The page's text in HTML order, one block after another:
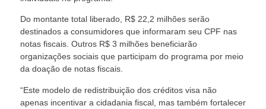
Do montante total liberado, R$ 22,2 milhões serão
destinados a consumidores que informaram seu CPF nas
notas fiscais. Outros R$ 3 milhões beneficiarão
organizações sociais que participam do programa por meio
da doação de notas fiscais.
“Este modelo de redistribuição dos créditos visa não
apenas incentivar a cidadania fiscal, mas também fortalecer